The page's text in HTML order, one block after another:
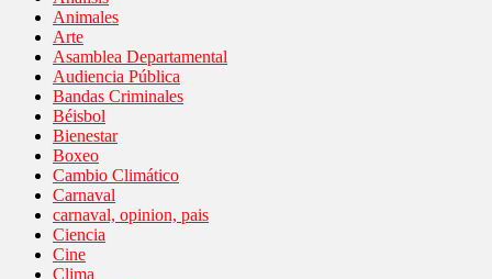
Animales
Arte
Asamblea Departamental
Audiencia Pública
Bandas Criminales
Béisbol
Bienestar
Boxeo
Cambio Climático
Carnaval
carnaval, opinion, pais
Ciencia
Cine
Clima